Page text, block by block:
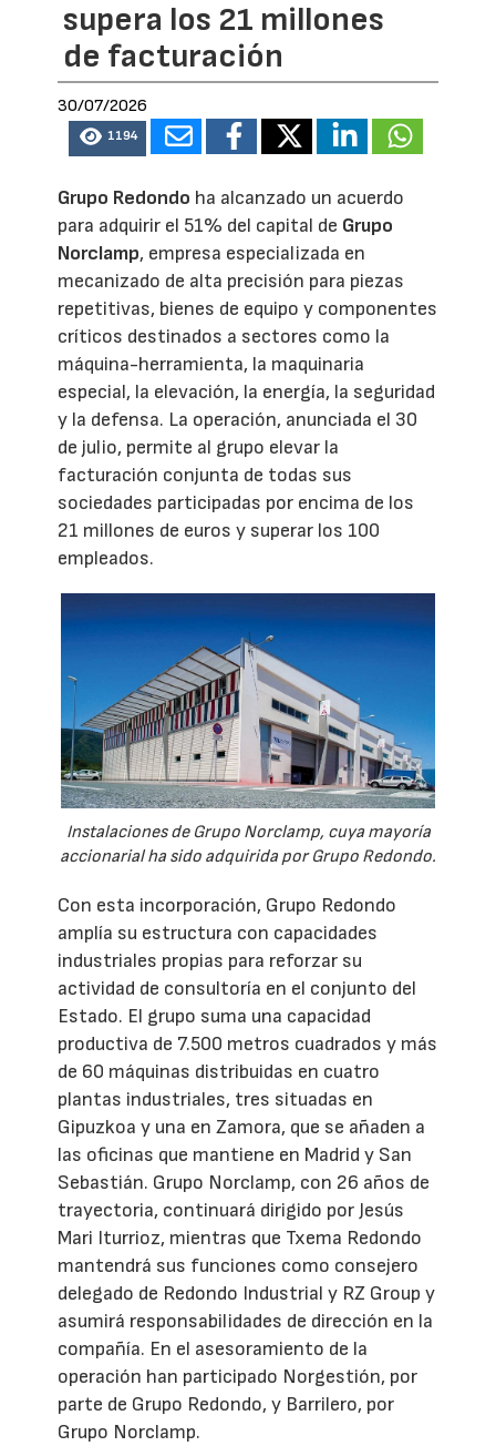
supera los 21 millones
de facturación
30/07/2026
1194
Grupo Redondo ha alcanzado un acuerdo
para adquirir el 51% del capital de Grupo
Norclamp, empresa especializada en
mecanizado de alta precisión para piezas
repetitivas, bienes de equipo y componentes
críticos destinados a sectores como la
máquina-herramienta, la maquinaria
especial, la elevación, la energía, la seguridad
y la defensa. La operación, anunciada el 30
de julio, permite al grupo elevar la
facturación conjunta de todas sus
sociedades participadas por encima de los
21 millones de euros y superar los 100
empleados.
Instalaciones de Grupo Norclamp, cuya mayoría
accionarial ha sido adquirida por Grupo Redondo.
Con esta incorporación, Grupo Redondo
amplía su estructura con capacidades
industriales propias para reforzar su
actividad de consultoría en el conjunto del
Estado. El grupo suma una capacidad
productiva de 7.500 metros cuadrados y más
de 60 máquinas distribuidas en cuatro
plantas industriales, tres situadas en
Gipuzkoa y una en Zamora, que se añaden a
las oficinas que mantiene en Madrid y San
Sebastián. Grupo Norclamp, con 26 años de
trayectoria, continuará dirigido por Jesús
Mari Iturrioz, mientras que Txema Redondo
mantendrá sus funciones como consejero
delegado de Redondo Industrial y RZ Group y
asumirá responsabilidades de dirección en la
compañía. En el asesoramiento de la
operación han participado Norgestión, por
parte de Grupo Redondo, y Barrilero, por
Grupo Norclamp.